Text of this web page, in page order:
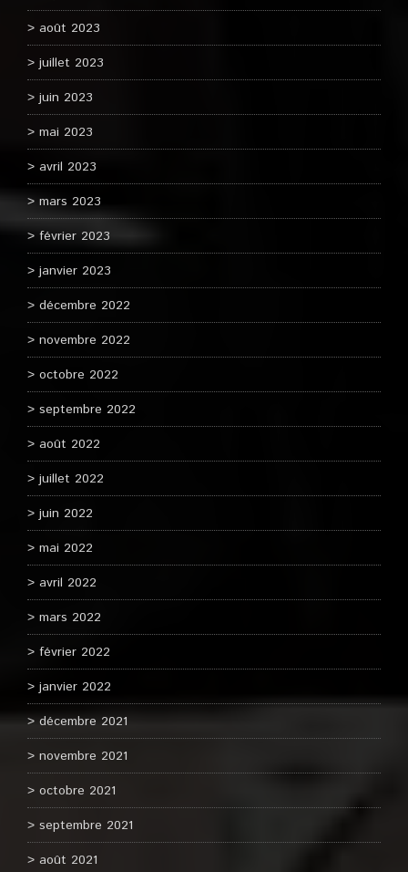
août 2023
juillet 2023
juin 2023
mai 2023
avril 2023
mars 2023
février 2023
janvier 2023
décembre 2022
novembre 2022
octobre 2022
septembre 2022
août 2022
juillet 2022
juin 2022
mai 2022
avril 2022
mars 2022
février 2022
janvier 2022
décembre 2021
novembre 2021
octobre 2021
septembre 2021
août 2021